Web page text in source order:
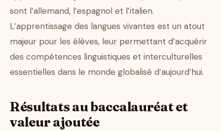
sont l’allemand, l’espagnol et l’italien.
L’apprentissage des langues vivantes est un atout
majeur pour les élèves, leur permettant d’acquérir
des compétences linguistiques et interculturelles
essentielles dans le monde globalisé d’aujourd’hui.
Résultats au baccalauréat et
valeur ajoutée